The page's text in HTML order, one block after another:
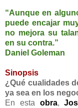
“Aunque en
puede encajar
no mejora su
en su contra.”
Daniel Goleman
Sinopsis
¿Qué cualidades
ya sea en los
En esta obra,